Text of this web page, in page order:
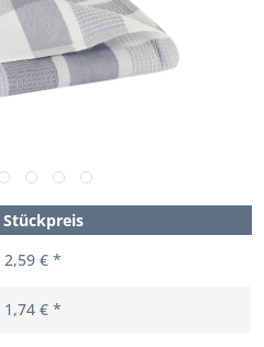
Stückpreis
2,59 € *
1,74 € *